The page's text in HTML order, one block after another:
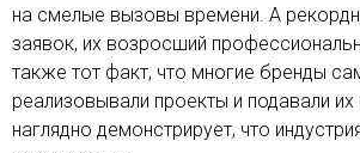
на смелые вызовы времени. А
заявок, их возросший
также тот факт, что многие бренды
реализовывали проекты и подавали
наглядно демонстрирует, что